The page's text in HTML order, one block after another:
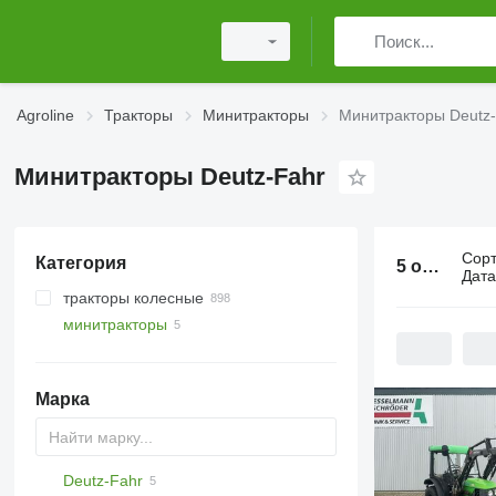
Agroline Тракторы Минитракторы Минитракторы
Минитракторы Deutz-Fahr
Категория
тракторы колесные
минитракторы
Марка
Tigrone
Farmall
Nexos
990
D-series
Deutz-Fahr
5 объявлений: